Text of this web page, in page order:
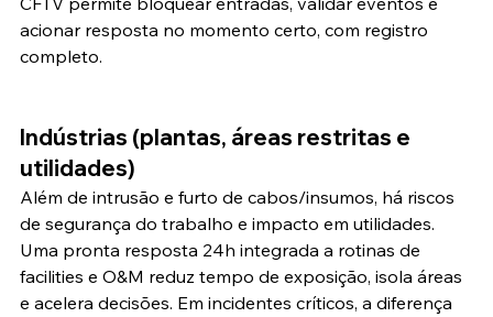
acionar resposta no momento certo, com registro
completo.
Indústrias (plantas, áreas restritas e
utilidades)
Além de intrusão e furto de cabos/insumos, há riscos
de segurança do trabalho e impacto em utilidades.
Uma pronta resposta 24h integrada a rotinas de
facilities e O&M reduz tempo de exposição, isola áreas
e acelera decisões. Em incidentes críticos, a diferença